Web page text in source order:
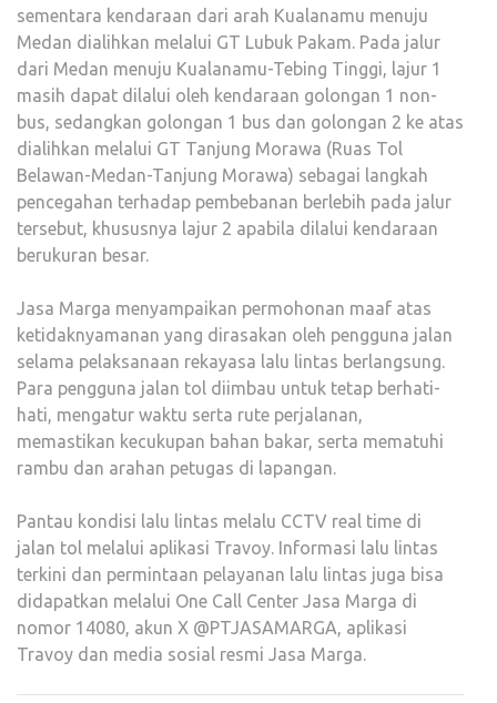
sementara kendaraan dari arah Kualanamu menuju
Medan dialihkan melalui GT Lubuk Pakam. Pada jalur
dari Medan menuju Kualanamu-Tebing Tinggi, lajur 1
masih dapat dilalui oleh kendaraan golongan 1 non-
bus, sedangkan golongan 1 bus dan golongan 2 ke atas
dialihkan melalui GT Tanjung Morawa (Ruas Tol
Belawan-Medan-Tanjung Morawa) sebagai langkah
pencegahan terhadap pembebanan berlebih pada jalur
tersebut, khususnya lajur 2 apabila dilalui kendaraan
berukuran besar.
Jasa Marga menyampaikan permohonan maaf atas
ketidaknyamanan yang dirasakan oleh pengguna jalan
selama pelaksanaan rekayasa lalu lintas berlangsung.
Para pengguna jalan tol diimbau untuk tetap berhati-
hati, mengatur waktu serta rute perjalanan,
memastikan kecukupan bahan bakar, serta mematuhi
rambu dan arahan petugas di lapangan.
Pantau kondisi lalu lintas melalu CCTV real time di
jalan tol melalui aplikasi Travoy. Informasi lalu lintas
terkini dan permintaan pelayanan lalu lintas juga bisa
didapatkan melalui One Call Center Jasa Marga di
nomor 14080, akun X @PTJASAMARGA, aplikasi
Travoy dan media sosial resmi Jasa Marga.